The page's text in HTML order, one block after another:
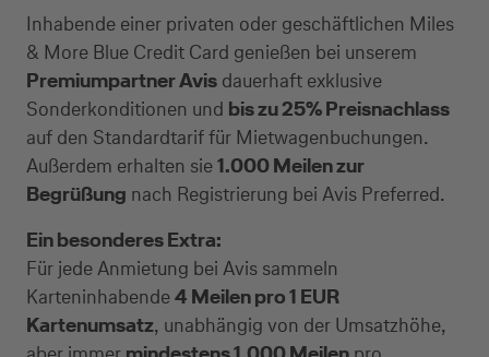
Inhabende einer privaten oder geschäftlichen Miles
& More Blue Credit Card genießen bei unserem
Premiumpartner Avis dauerhaft exklusive
Sonderkonditionen und bis zu 25% Preisnachlass
auf den Standardtarif für Mietwagenbuchungen.
Außerdem erhalten sie1.000 Meilen zur
Begrüßung nach Registrierung bei Avis Preferred.
Ein besonderes Extra:
Für jede Anmietung bei Avis sammeln
Karteninhabende4 Meilen pro 1 EUR
Kartenumsatz, unabhängig von der Umsatzhöhe,
Kreditkarte beantragen
Suchen Sie eine Kreditkarte für die geschäftliche
Nutzung? Oder möchten Sie Kreditkarten für Ihr
Unternehmen beantragen?​
Über die Auswahl gelangen Sie direkt in den
gewünschten Antrag.
Geschäftliche Nutzung